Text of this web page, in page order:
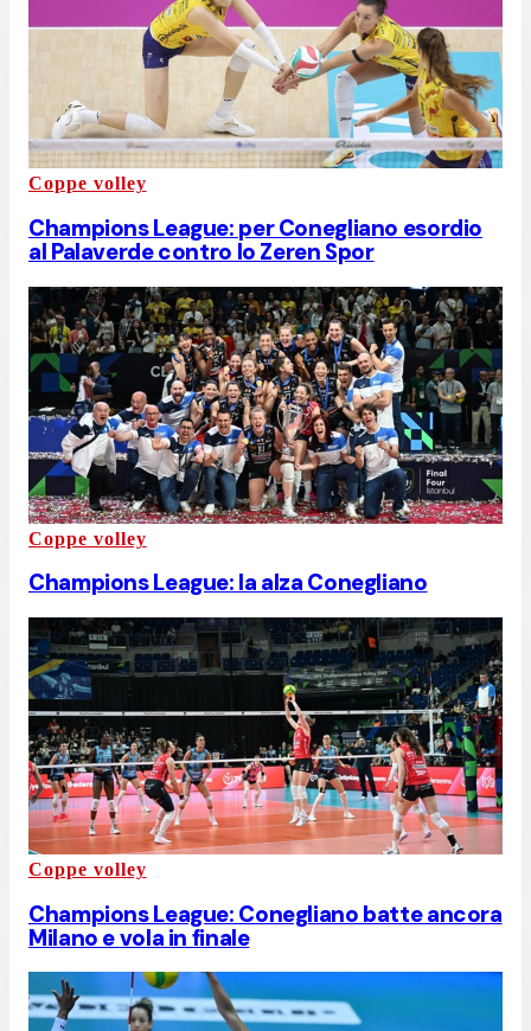
Coppe volley
Champions League: per Conegliano esordio
al Palaverde contro lo Zeren Spor
Coppe volley
Champions League: la alza Conegliano
Coppe volley
Champions League: Conegliano batte ancora
Milano e vola in finale